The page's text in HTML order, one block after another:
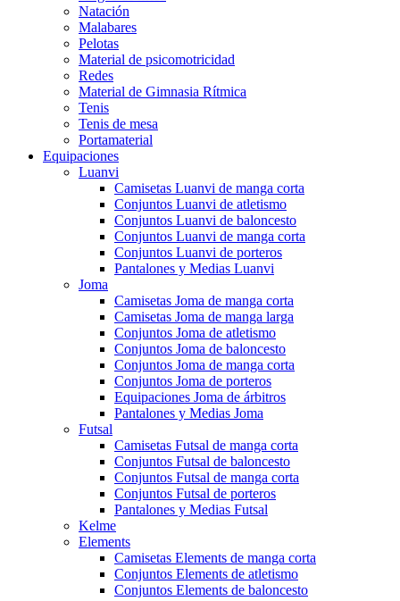
Natación
Malabares
Pelotas
Material de psicomotricidad
Redes
Material de Gimnasia Rítmica
Tenis
Tenis de mesa
Portamaterial
Equipaciones
Luanvi
Camisetas Luanvi de manga corta
Conjuntos Luanvi de atletismo
Conjuntos Luanvi de baloncesto
Conjuntos Luanvi de manga corta
Conjuntos Luanvi de porteros
Pantalones y Medias Luanvi
Joma
Camisetas Joma de manga corta
Camisetas Joma de manga larga
Conjuntos Joma de atletismo
Conjuntos Joma de baloncesto
Conjuntos Joma de manga corta
Conjuntos Joma de porteros
Equipaciones Joma de árbitros
Pantalones y Medias Joma
Futsal
Camisetas Futsal de manga corta
Conjuntos Futsal de baloncesto
Conjuntos Futsal de manga corta
Conjuntos Futsal de porteros
Pantalones y Medias Futsal
Kelme
Elements
Camisetas Elements de manga corta
Conjuntos Elements de atletismo
Conjuntos Elements de baloncesto